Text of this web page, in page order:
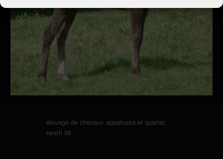
élevage de chevaux appaloosa et quarter,
ranch 56